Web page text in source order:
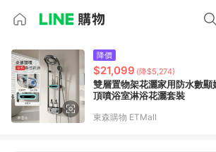
降價
$21,099 (降$5,274)
雙層置物架花灑家用防水數顯
頂噴浴室淋浴花灑套裝
東森購物 ETMall